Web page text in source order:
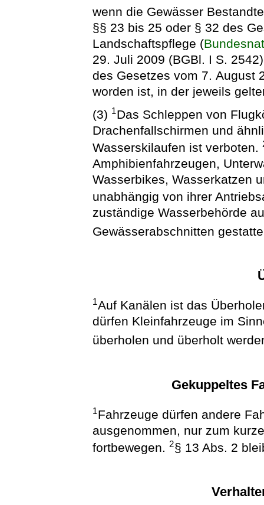
wenn die Gewässer
§§ 23 bis 25 oder § 32 des
Landschaftspflege (
29. Juli 2009 (BGBl. I S.
des Gesetzes vom 7. August
worden ist, in der jeweils
(3) 1Das Schleppen von
Drachenfallschirmen und
Wasserskilaufen ist verboten.
Amphibienfahrzeugen,
Wasserbikes, Wasserkatzen
unabhängig von ihrer
zuständige Wasserbehörde
Gewässerabschnitten
1Auf Kanälen ist das
dürfen Kleinfahrzeuge im
überholen und überholt
Gekuppeltes
1Fahrzeuge dürfen andere
ausgenommen, nur zum
fortbewegen.2§ 13 Abs. 2